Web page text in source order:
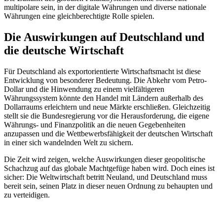
multipolare sein, in der digitale Währungen und diverse nationale
Währungen eine gleichberechtigte Rolle spielen.
Die Auswirkungen auf Deutschland und
die deutsche Wirtschaft
Für Deutschland als exportorientierte Wirtschaftsmacht ist diese
Entwicklung von besonderer Bedeutung. Die Abkehr vom Petro-
Dollar und die Hinwendung zu einem vielfältigeren
Währungssystem könnte den Handel mit Ländern außerhalb des
Dollarraums erleichtern und neue Märkte erschließen. Gleichzeitig
stellt sie die Bundesregierung vor die Herausforderung, die eigene
Währungs- und Finanzpolitik an die neuen Gegebenheiten
anzupassen und die Wettbewerbsfähigkeit der deutschen Wirtschaft
in einer sich wandelnden Welt zu sichern.
Die Zeit wird zeigen, welche Auswirkungen dieser geopolitische
Schachzug auf das globale Machtgefüge haben wird. Doch eines ist
sicher: Die Weltwirtschaft betritt Neuland, und Deutschland muss
bereit sein, seinen Platz in dieser neuen Ordnung zu behaupten und
zu verteidigen.